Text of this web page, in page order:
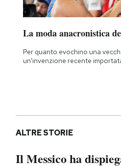
La moda anacronistica
Per quanto evochino una
un'invenzione recente
ALTRE STORIE
Il Messico ha